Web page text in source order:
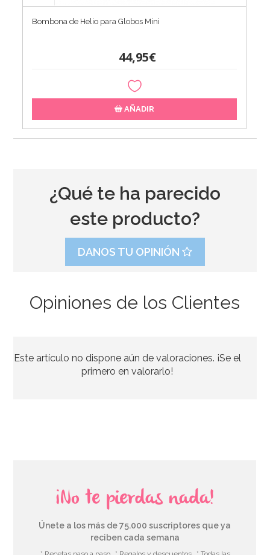
Bombona de Helio para Globos Mini
44,95€
AÑADIR
3,50€
¿Qué te ha parecido
este producto?
DANOS TU OPINIÓN
Opiniones de los Clientes
Este artículo no dispone aún de valoraciones. ¡Se el
primero en valorarlo!
¡No te pierdas nada!
Únete a los más de 75.000 suscriptores que ya
reciben cada semana